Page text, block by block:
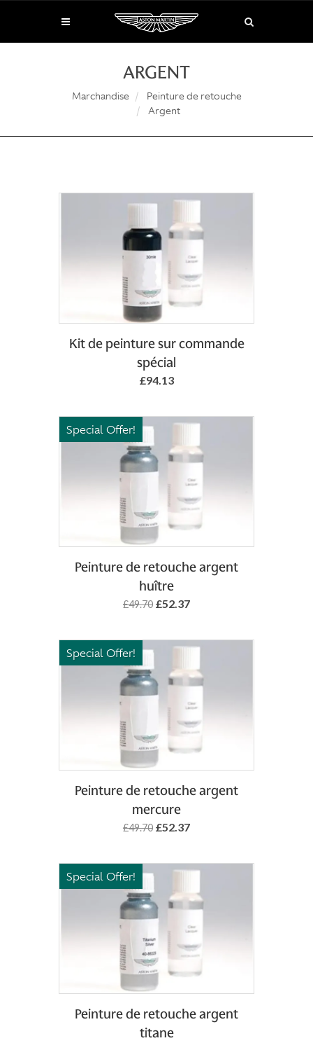
ARGENT
Marchandise
Peinture de retouche
Argent
Kit de peinture sur commande
spécial
£94.13
Special Offer!
Add to Basket
Peinture de retouche argent
huître
£49.70 £52.37
Special Offer!
Add to Basket
Peinture de retouche argent
mercure
£49.70 £52.37
Special Offer!
Add to Basket
Peinture de retouche argent
titane